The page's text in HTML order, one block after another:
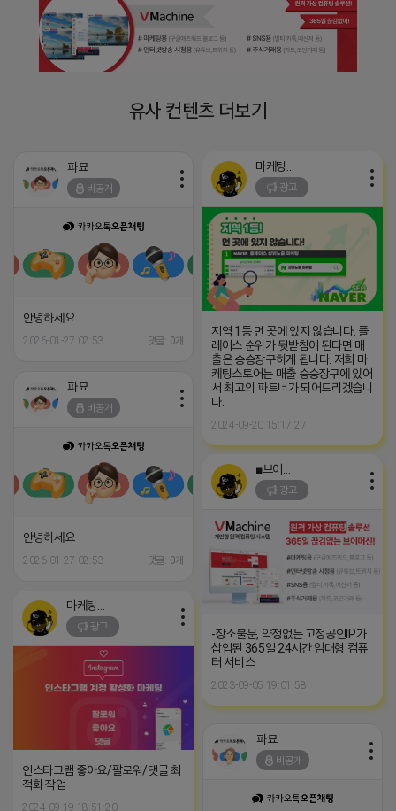
유사 컨텐츠 더보기
파묘
비공개
안녕하세요
2026-01-27 02:53 댓글: 0개
광고
지역 1등 먼 곳에 있지 않습니다. 플
레이스 순위가 뒷받침이 된다면 매
출은 승승장구하게 됩니다. 저희 마
케팅스토어는 매출 승승장구에 있어
서 최고의 파트너가 되어드리겠습니
다.
2024-09-20 15:17:27
파묘
비공개
안녕하세요
2026-01-27 02:53 댓글: 0개
광고
-장소불문, 약정없는 고정공인IP가
삽입된 365일 24시간 임대형 컴퓨
터 서비스
2023-09-05 19:01:58
광고
인스타그램 좋아요/팔로워/댓글 최
적화 작업
2024-09-19 18:51:20
파묘
비공개